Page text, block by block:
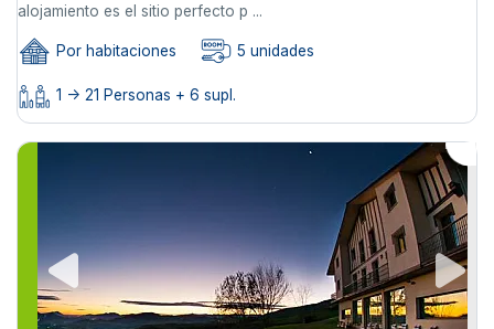
alojamiento es el sitio perfecto p ...
Por habitaciones 5 unidades
1 -> 21 Personas + 6 supl.